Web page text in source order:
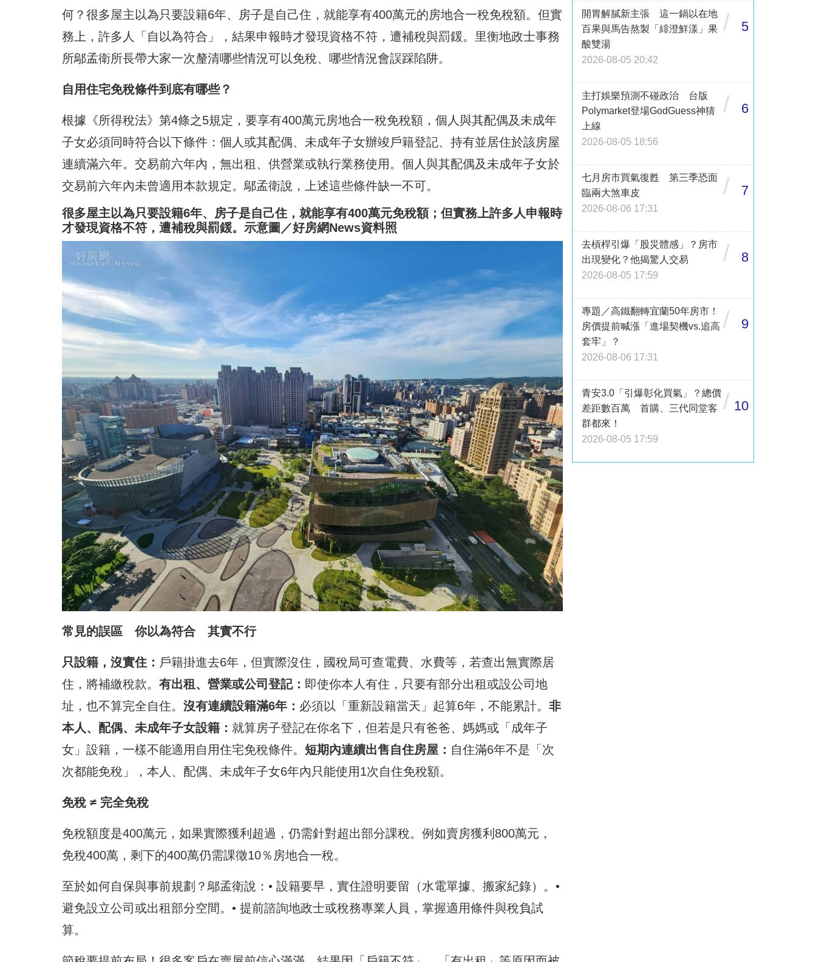
何？很多屋主以為只要設籍6年、房子是自己住，就能享有400萬元的房地合一稅免稅額。但實
務上，許多人「自以為符合」，結果申報時才發現資格不符，遭補稅與罰鍰。里衡地政士事務
所鄔孟衛所長帶大家一次釐清哪些情況可以免稅、哪些情況會誤踩陷阱。
自用住宅免稅條件到底有哪些？
根據《所得稅法》第4條之5規定，要享有400萬元房地合一稅免稅額，個人與其配偶及未成年
子女必須同時符合以下條件：個人或其配偶、未成年子女辦竣戶籍登記、持有並居住於該房屋
連續滿六年。交易前六年內，無出租、供營業或執行業務使用。個人與其配偶及未成年子女於
交易前六年內未曾適用本款規定。鄔孟衛說，上述這些條件缺一不可。
很多屋主以為只要設籍6年、房子是自己住，就能享有400萬元免稅額；但實務上許多人申報時
才發現資格不符，遭補稅與罰鍰。示意圖／好房網News資料照
常見的誤區 你以為符合 其實不行
只設籍，沒實住： 戶籍掛進去6年，但實際沒住，國稅局可查電費、水費等，若查出無實際居
住，將補繳稅款。 有出租、營業或公司登記： 即使你本人有住，只要有部分出租或設公司地
址，也不算完全自住。 沒有連續設籍滿6年： 必須以「重新設籍當天」起算6年，不能累計。 非
本人、配偶、未成年子女設籍： 就算房子登記在你名下，但若是只有爸爸、媽媽或「成年子
女」設籍，一樣不能適用自用住宅免稅條件。 短期內連續出售自住房屋： 自住滿6年不是「次
次都能免稅」，本人、配偶、未成年子女6年內只能使用1次自住免稅額。
免稅 ≠ 完全免稅
免稅額度是400萬元，如果實際獲利超過，仍需針對超出部分課稅。例如賣房獲利800萬元，
免稅400萬，剩下的400萬仍需課徵10％房地合一稅。
至於如何自保與事前規劃？鄔孟衛說：• 設籍要早，實住證明要留（水電單據、搬家紀錄）。•
避免設立公司或出租部分空間。• 提前諮詢地政士或稅務專業人員，掌握適用條件與稅負試
算。
開胃解膩新主張 這一鍋以在地
百果與馬告熬製「緋澄鮮漾」果
酸雙湯
2026-08-05 20:42
/ 5
主打娛樂預測不碰政治 台版
Polymarket登場GodGuess神猜
上線
2026-08-05 18:56
/ 6
七月房市買氣復甦 第三季恐面
臨兩大煞車皮
2026-08-06 17:31
/ 7
去槓桿引爆「股災體感」？房市
出現變化？他揭驚人交易
2026-08-05 17:59
/ 8
專題／高鐵翻轉宜蘭50年房市！
房價提前喊漲「進場契機vs.追高
套牢」？
2026-08-06 17:31
/ 9
青安3.0「引爆彰化買氣」？總價
差距數百萬 首購、三代同堂客
群都來！
2026-08-05 17:59
/ 10